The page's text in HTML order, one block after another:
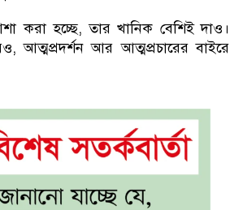
করা হচ্ছে, তার খানিক বেশিই দাও।
আত্মপ্রদর্শন আর আত্মপ্রচারের বাইরে